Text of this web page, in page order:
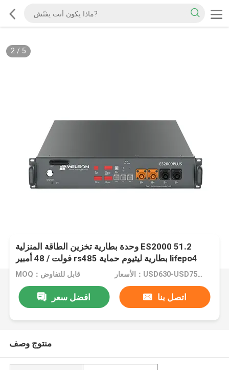
2/ 5
وحدة بطارية تخزين الطاقة المنزلية ES2000 51.2
فولت / 48 أمبير rs485 بطارية ليثيوم حماية lifepo4
MOQ：قابل للتفاوض الأسعار：USD630-USD750/se
افضل سعر اتصل بنا
منتوج وصف